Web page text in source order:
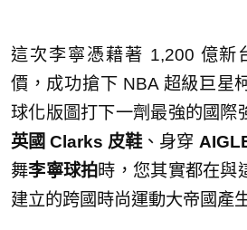
這次李寧憑藉著 1,200 億新
價，成功搶下 NBA 超級巨星
球化版圖打下一劑最強的國際
英國 Clarks 皮鞋 、身穿
舞李寧球拍時，您其實都在與
建立的跨國時尚運動大帝國產